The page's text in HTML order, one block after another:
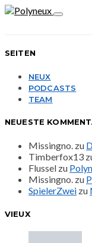
SEITEN
NEUX
PODCASTS
TEAM
NEUESTE
Missingno. zu
Timberfox13
Flussel zu
Missingno. zu
SpielerZwei zu
VIEUX